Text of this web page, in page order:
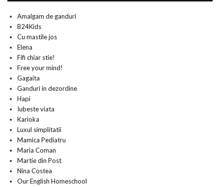
Amalgam de ganduri
B24Kids
Cu mastile jos
Elena
Fifi chiar stie!
Free your mind!
Gagaita
Ganduri in dezordine
Hapi
Iubeste viata
Karioka
Luxul simplitatii
Mamica Pediatru
Maria Coman
Martie din Post
Nina Costea
Our English Homeschool